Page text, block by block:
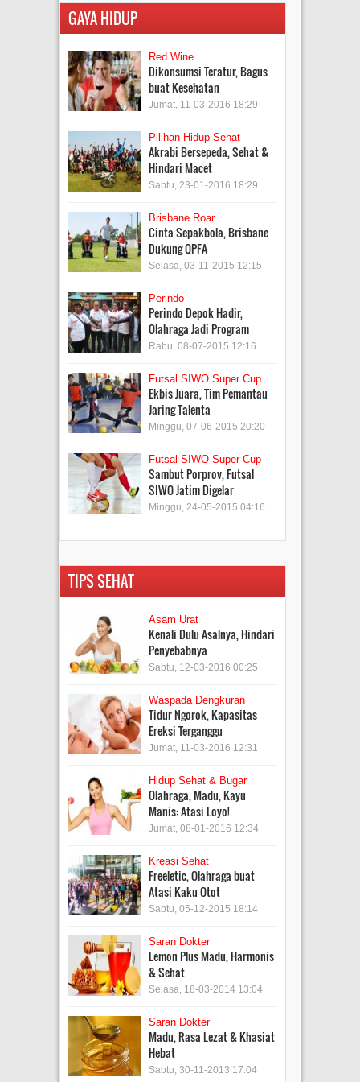
GAYA HIDUP
Red Wine
Dikonsumsi Teratur, Bagus
buat Kesehatan
Jumat, 11-03-2016 18:29
Pilihan Hidup Sehat
Akrabi Bersepeda, Sehat &
Hindari Macet
Sabtu, 23-01-2016 18:29
Brisbane Roar
Cinta Sepakbola, Brisbane
Dukung QPFA
Selasa, 03-11-2015 12:15
Perindo
Perindo Depok Hadir,
Olahraga Jadi Program
Rabu, 08-07-2015 12:16
Futsal SIWO Super Cup
Ekbis Juara, Tim Pemantau
Jaring Talenta
Minggu, 07-06-2015 20:20
Futsal SIWO Super Cup
Sambut Porprov, Futsal
SIWO Jatim Digelar
Minggu, 24-05-2015 04:16
TIPS SEHAT
Asam Urat
Kenali Dulu Asalnya, Hindari
Penyebabnya
Sabtu, 12-03-2016 00:25
Waspada Dengkuran
Tidur Ngorok, Kapasitas
Ereksi Terganggu
Jumat, 11-03-2016 12:31
Hidup Sehat & Bugar
Olahraga, Madu, Kayu
Manis: Atasi Loyo!
Jumat, 08-01-2016 12:34
Kreasi Sehat
Freeletic, Olahraga buat
Atasi Kaku Otot
Sabtu, 05-12-2015 18:14
Saran Dokter
Lemon Plus Madu, Harmonis
& Sehat
Selasa, 18-03-2014 13:04
Saran Dokter
Madu, Rasa Lezat & Khasiat
Hebat
Sabtu, 30-11-2013 17:04